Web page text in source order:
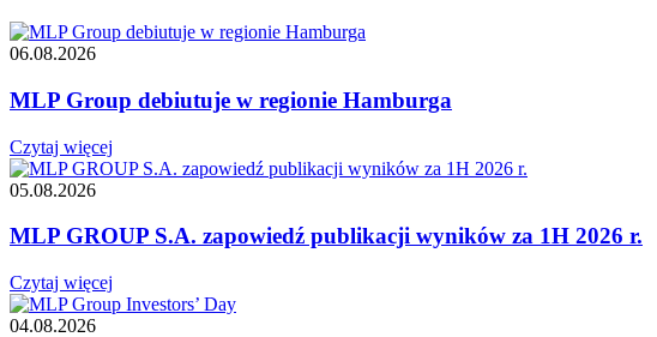
06.08.2026
MLP Group debiutuje w regionie Hamburga
Czytaj więcej
05.08.2026
MLP GROUP S.A. zapowiedź publikacji wyników za 1H 2026 r.
Czytaj więcej
04.08.2026